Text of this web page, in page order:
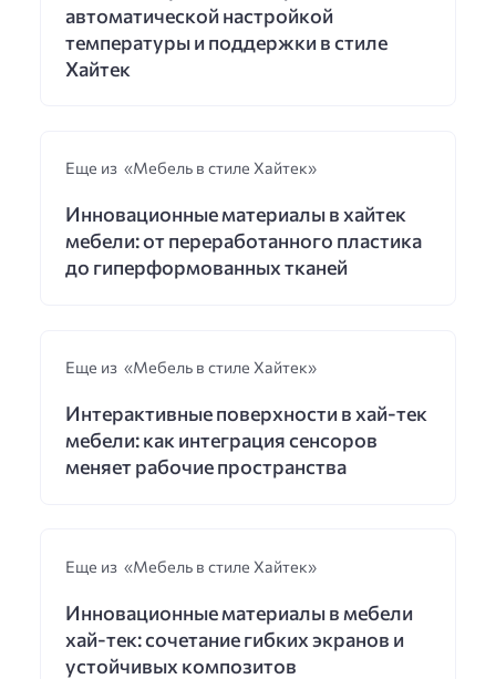
автоматической настройкой
температуры и поддержки в стиле
Хайтек
Еще из «Мебель в стиле Хайтек»
Инновационные материалы в хайтек
мебели: от переработанного пластика
до гиперформованных тканей
Еще из «Мебель в стиле Хайтек»
Интерактивные поверхности в хай-тек
мебели: как интеграция сенсоров
меняет рабочие пространства
Еще из «Мебель в стиле Хайтек»
Инновационные материалы в мебели
хай-тек: сочетание гибких экранов и
устойчивых композитов